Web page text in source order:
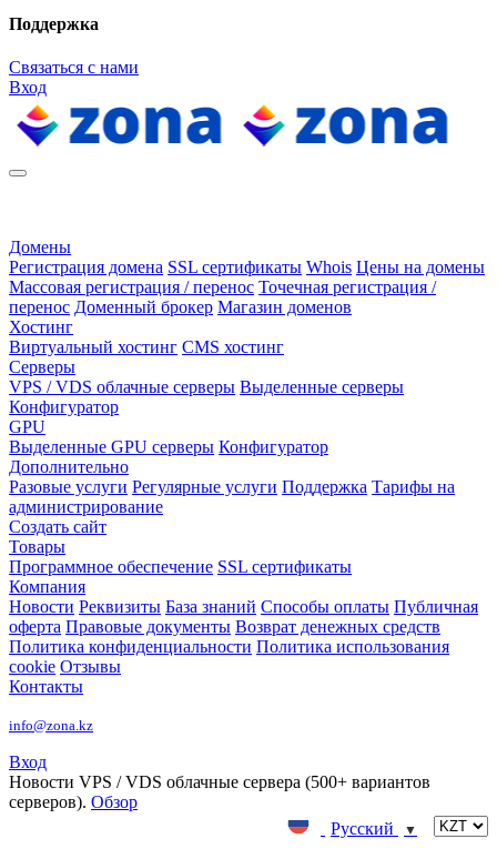
Поддержка
Связаться с нами
Вход
Домены
Регистрация домена SSL сертификаты Whois Цены на домены
Массовая регистрация / перенос Точечная регистрация /
перенос Доменный брокер Магазин доменов
Хостинг
Виртуальный хостинг CMS хостинг
Серверы
VPS / VDS облачные серверы Выделенные серверы
Конфигуратор
GPU
Выделенные GPU серверы Конфигуратор
Дополнительно
Разовые услуги Регулярные услуги Поддержка Тарифы на
администрирование
Создать сайт
Товары
Программное обеспечение SSL сертификаты
Компания
Новости Реквизиты База знаний Способы оплаты Публичная
оферта Правовые документы Возврат денежных средств
Политика конфиденциальности Политика использования
cookie Отзывы
Контакты
info@zona.kz
Вход
Новости VPS / VDS облачные сервера (500+ вариантов
серверов). Обзор
Русский
▼